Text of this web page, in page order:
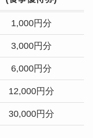
1,000円分
3,000円分
6,000円分
12,000円分
30,000円分